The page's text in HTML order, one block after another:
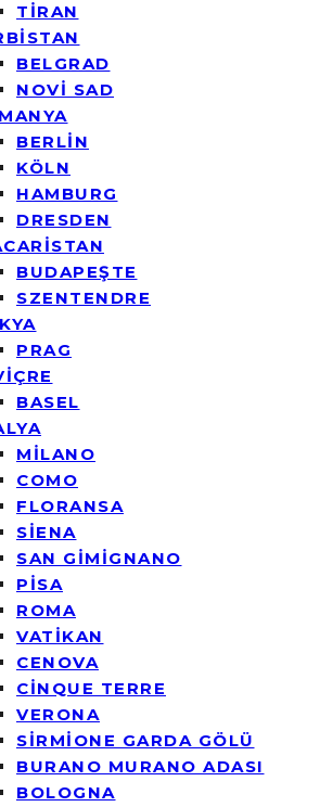
TİRAN
BELGRAD
NOVİ SAD
BERLİN
KÖLN
HAMBURG
DRESDEN
BUDAPEŞTE
SZENTENDRE
PRAG
BASEL
MİLANO
COMO
FLORANSA
SİENA
SAN GİMİGNANO
PİSA
ROMA
VATİKAN
CENOVA
CİNQUE TERRE
VERONA
SİRMİONE GARDA GÖLÜ
BURANO MURANO ADASI
BOLOGNA